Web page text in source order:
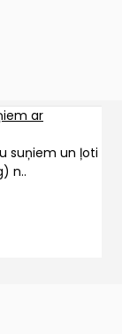
ar
suņiem un ļoti
n..